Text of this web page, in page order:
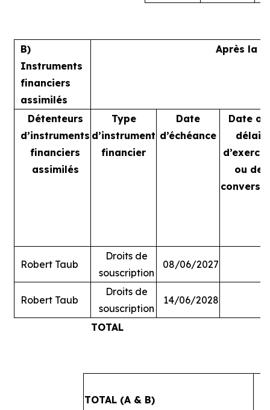
B)
Instruments
financiers
assimilés
Après la
Détenteurs
d’instruments
financiers
assimilés
Type
d’instrument
financier
Date
d’échéance
Date ou
délai
ou de
Robert Taub
Droits de
souscription
08/06/2027
Robert Taub
Droits de
souscription
14/06/2028
TOTAL
TOTAL (A & B)